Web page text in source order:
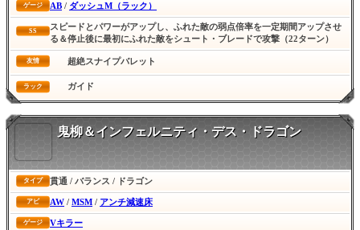
ゲージ AB / ダッシュM（ラック）
SS
スピードとパワーがアップし、ふれた敵の弱点倍率を一定期間アップさせ
る＆停止後に最初にふれた敵をシュート・ブレードで攻撃（22ターン）
友情 超絶スナイプバレット
ラック ガイド
鬼柳＆インフェルニティ・デス・ドラゴン
タイプ 貫通 / バランス / ドラゴン
アビ AW / MSM / アンチ減速床
ゲージ Vキラー